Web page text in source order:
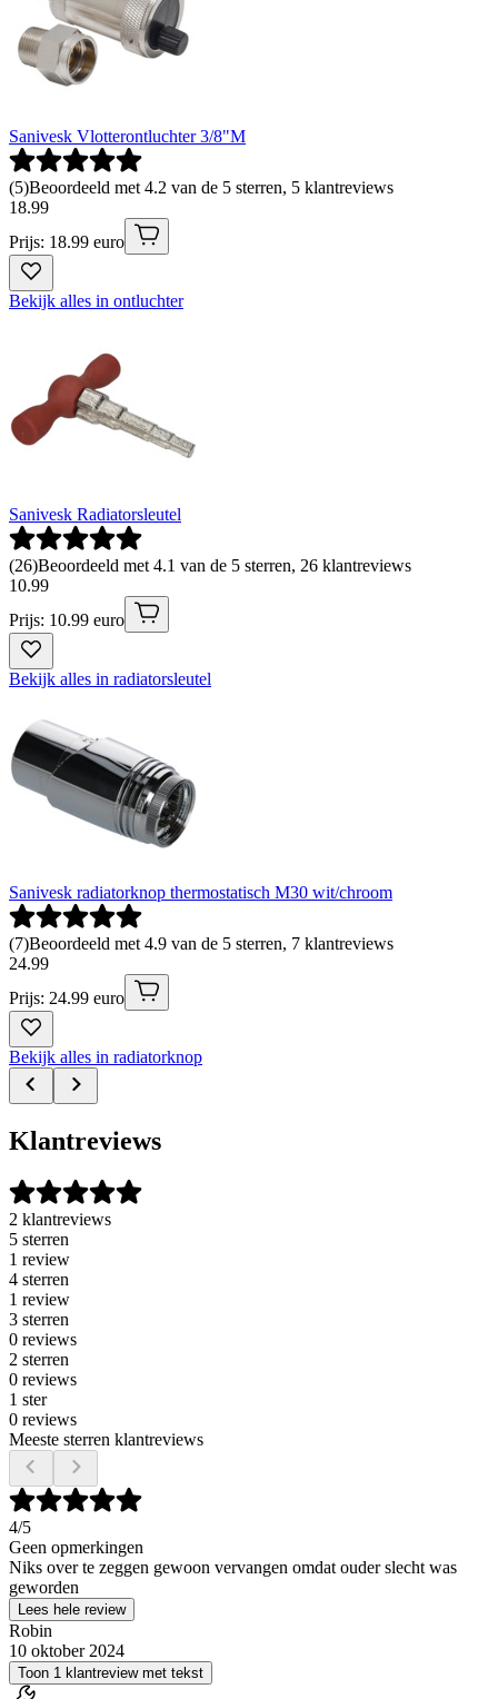
Sanivesk Vlotterontluchter 3/8"M
(5)Beoordeeld met 4.2 van de 5 sterren, 5 klantreviews
18.99
Prijs: 18.99 euro
Bekijk alles in ontluchter
Sanivesk Radiatorsleutel
(26)Beoordeeld met 4.1 van de 5 sterren, 26 klantreviews
10.99
Prijs: 10.99 euro
Bekijk alles in radiatorsleutel
Sanivesk radiatorknop thermostatisch M30 wit/chroom
(7)Beoordeeld met 4.9 van de 5 sterren, 7 klantreviews
24.99
Prijs: 24.99 euro
Bekijk alles in radiatorknop
Klantreviews
2 klantreviews
5 sterren
1 review
4 sterren
1 review
3 sterren
0 reviews
2 sterren
0 reviews
1 ster
0 reviews
Meeste sterren klantreviews
4/5
Geen opmerkingen
Niks over te zeggen gewoon vervangen omdat ouder slecht was
geworden
Lees hele review
Robin
10 oktober 2024
Toon 1 klantreview met tekst